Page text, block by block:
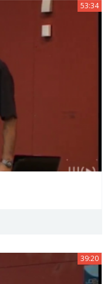
53:34
39:20